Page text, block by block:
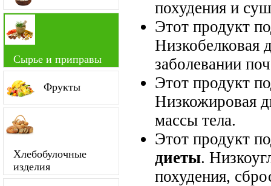
Сырье и приправы
Фрукты
Хлебобулочные
изделия
похудения и
Этот продукт
Низкобелковая
заболевании
Этот продукт
Низкожировая
массы тела.
Этот продукт
диеты.
похудения,